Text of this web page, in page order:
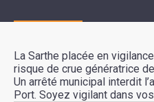
MAJEURS
FLUVIALE
LA
SUZE
La Sarthe placée en
risque de crue génératrice
Un arrêté municipal interdit
Port. Soyez vigilant dans